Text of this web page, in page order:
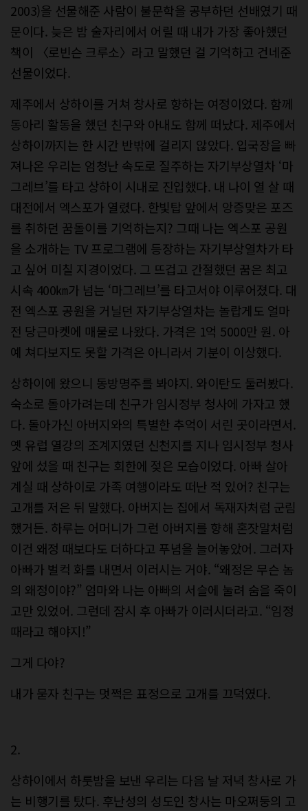
2003)을 선물해준 사람이 불문학을 공부하던 선배였기 때
문이다. 늦은 밤 술자리에서 어릴 때 내가 가장 좋아했던
책이 〈로빈슨 크루소〉라고 말했던 걸 기억하고 건네준
선물이었다.
제주에서 상하이를 거쳐 창사로 향하는 여정이었다. 함께
동아리 활동을 했던 친구와 아내도 함께 떠났다. 제주에서
상하이까지는 한 시간 반밖에 걸리지 않았다. 입국장을 빠
져나온 우리는 엄청난 속도로 질주하는 자기부상열차 ‘마
그레브’를 타고 상하이 시내로 진입했다. 내 나이 열 살 때
대전에서 엑스포가 열렸다. 한빛탑 앞에서 앙증맞은 포즈
를 취하던 꿈돌이를 기억하는지? 그때 나는 엑스포 공원
을 소개하는 TV 프로그램에 등장하는 자기부상열차가 타
고 싶어 미칠 지경이었다. 그 뜨겁고 간절했던 꿈은 최고
시속 400㎞가 넘는 ‘마그레브’를 타고서야 이루어졌다. 대
전 엑스포 공원을 거닐던 자기부상열차는 놀랍게도 얼마
전 당근마켓에 매물로 나왔다. 가격은 1억 5000만 원. 아
예 쳐다보지도 못할 가격은 아니라서 기분이 이상했다.
상하이에 왔으니 동방명주를 봐야지. 와이탄도 둘러봤다.
숙소로 돌아가려는데 친구가 임시정부 청사에 가자고 했
다. 돌아가신 아버지와의 특별한 추억이 서린 곳이라면서.
옛 유럽 열강의 조계지였던 신천지를 지나 임시정부 청사
앞에 섰을 때 친구는 회한에 젖은 모습이었다. 아빠 살아
계실 때 상하이로 가족 여행이라도 떠난 적 있어? 친구는
고개를 저은 뒤 말했다. 아버지는 집에서 독재자처럼 군림
했거든. 하루는 어머니가 그런 아버지를 향해 혼잣말처럼
이건 왜정 때보다도 더하다고 푸념을 늘어놓았어. 그러자
아빠가 벌컥 화를 내면서 이러시는 거야. “왜정은 무슨 놈
의 왜정이야?” 엄마와 나는 아빠의 서슬에 눌려 숨을 죽이
고만 있었어. 그런데 잠시 후 아빠가 이러시더라고. “임정
때라고 해야지!”
그게 다야?
내가 묻자 친구는 멋쩍은 표정으로 고개를 끄덕였다.
2.
상하이에서 하룻밤을 보낸 우리는 다음 날 저녁 창사로 가
는 비행기를 탔다. 후난성의 성도인 창사는 마오쩌둥의 고